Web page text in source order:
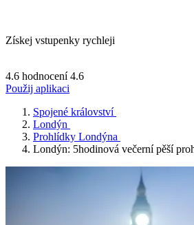
Získej vstupenky rychleji
4.6 hodnocení 4.6
Použij aplikaci
Spojené království
Londýn
Prohlídky Londýna
Londýn: 5hodinová večerní pěší